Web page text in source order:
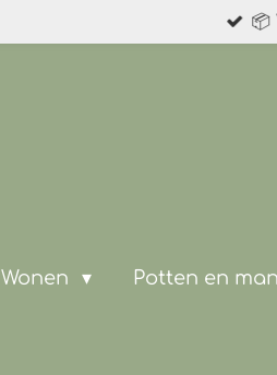
📦
Wonen Potten en